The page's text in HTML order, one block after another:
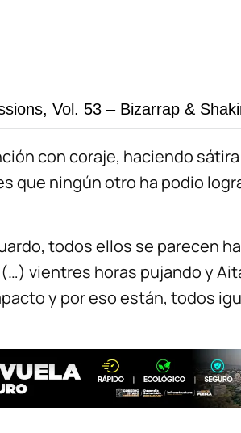
Vol. 53 – Bizarrap &
con coraje, haciendo
que ningún otro ha podio
todos ellos se parecen
vientres horas pujando y
y por eso están, todos